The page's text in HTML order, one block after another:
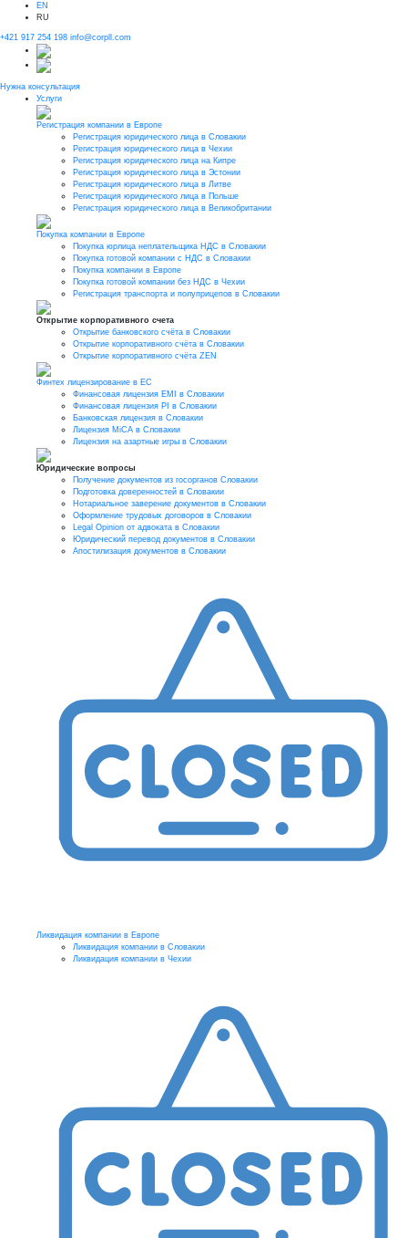
EN
RU
+421 917 254 198 info@corpll.com
Нужна консультация
Услуги
Регистрация компании в Европе
Регистрация юридического лица в Словакии
Регистрация юридического лица в Чехии
Регистрация юридического лица на Кипре
Регистрация юридического лица в Эстонии
Регистрация юридического лица в Литве
Регистрация юридического лица в Польше
Регистрация юридического лица в Великобритании
Покупка компании в Европе
Покупка юрлица неплательщика НДС в Словакии
Покупка готовой компании с НДС в Словакии
Покупка компании в Европе
Покупка готовой компании без НДС в Чехии
Регистрация транспорта и полуприцепов в Словакии
Открытие корпоративного счета
Открытие банковского счёта в Словакии
Открытие корпоративного счёта в Словакии
Открытие корпоративного счёта ZEN
Финтех лицензирование в ЕС
Финансовая лицензия EMI в Словакии
Финансовая лицензия PI в Словакии
Банковская лицензия в Словакии
Лицензия MiCA в Словакии
Лицензия на азартные игры в Словакии
Юридические вопросы
Получение документов из госорганов Словакии
Подготовка доверенностей в Словакии
Нотариальное заверение документов в Словакии
Оформление трудовых договоров в Словакии
Legal Opinion от адвоката в Словакии
Юридический перевод документов в Словакии
Апостилизация документов в Словакии
Ликвидация компании в Европе
Ликвидация компании в Словакии
Ликвидация компании в Чехии